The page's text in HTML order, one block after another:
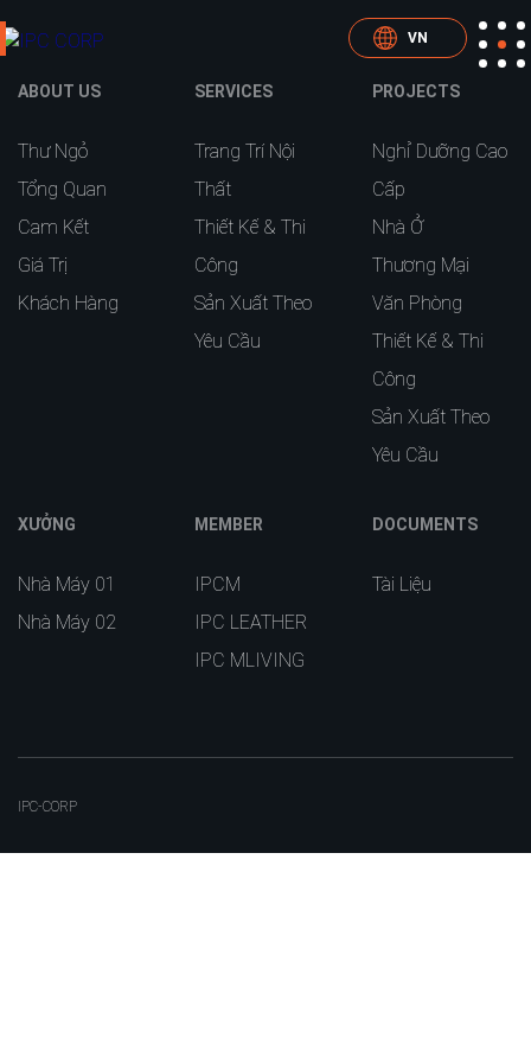
VN
ABOUT US
Thư Ngỏ
Tổng Quan
Cam Kết
Giá Trị
Khách Hàng
SERVICES
Trang Trí Nội
Thất
Thiết Kế & Thi
Công
Sản Xuất Theo
Yêu Cầu
PROJECTS
Nghỉ Dưỡng Cao
Cấp
Nhà Ở
Thương Mại
Văn Phòng
Thiết Kế & Thi
Công
Sản Xuất Theo
Yêu Cầu
XƯỞNG
Nhà Máy 01
Nhà Máy 02
MEMBER
IPCM
IPC LEATHER
IPC MLIVING
DOCUMENTS
Tài Liệu
IPC-CORP